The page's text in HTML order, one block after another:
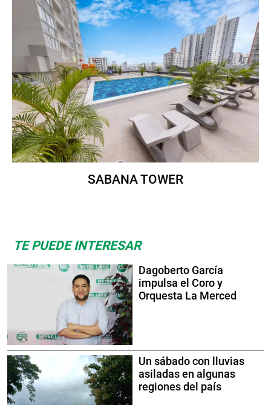
SABANA TOWER
TE PUEDE INTERESAR
Dagoberto García
impulsa el Coro y
Orquesta La Merced
Un sábado con lluvias
asiladas en algunas
regiones del país